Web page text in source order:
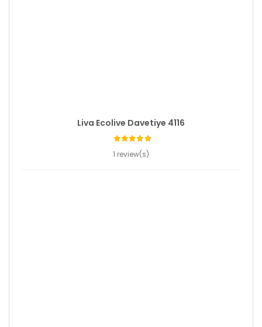
Liva Ecolive Davetiye 4116
1 review(s)